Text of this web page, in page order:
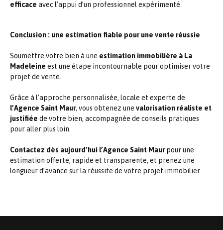
efficace avec l’appui d’un professionnel expérimenté.
Conclusion : une estimation fiable pour une vente réussie
Soumettre votre bien à une estimation immobilière à La
Madeleine est une étape incontournable pour optimiser votre
projet de vente.
Grâce à l’approche personnalisée, locale et experte de
l’Agence Saint Maur, vous obtenez une valorisation réaliste et
justifiée de votre bien, accompagnée de conseils pratiques
pour aller plus loin.
Contactez dès aujourd’hui l’Agence Saint Maurpour une
estimation offerte, rapide et transparente, et prenez une
longueur d’avance sur la réussite de votre projet immobilier.